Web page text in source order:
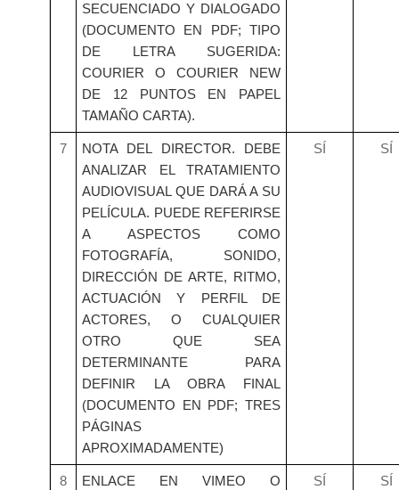
SECUENCIADO Y DIALOGADO
(DOCUMENTO EN PDF; TIPO
DE LETRA SUGERIDA:
COURIER O COURIER NEW
DE 12 PUNTOS EN PAPEL
TAMAÑO CARTA).
7
NOTA DEL DIRECTOR. DEBE
ANALIZAR EL TRATAMIENTO
AUDIOVISUAL QUE DARÁ A SU
PELÍCULA. PUEDE REFERIRSE
A ASPECTOS COMO
FOTOGRAFÍA, SONIDO,
DIRECCIÓN DE ARTE, RITMO,
ACTUACIÓN Y PERFIL DE
ACTORES, O CUALQUIER
OTRO QUE SEA
DETERMINANTE PARA
DEFINIR LA OBRA FINAL
(DOCUMENTO EN PDF; TRES
PÁGINAS
APROXIMADAMENTE)
SÍ SÍ
8
ENLACE EN VIMEO O
SÍ SÍ